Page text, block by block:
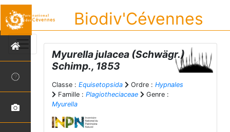
Biodiv'Cévennes
Myurella julacea (Schwägr.)
Schimp., 1853
Classe : Equisetopsida Ordre : Hypnales
Famille : Plagiotheciaceae
Genre :
Myurella